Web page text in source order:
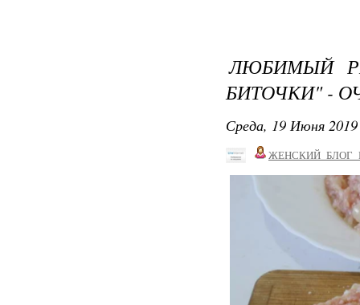
ЛЮБИМЫЙ
БИТОЧКИ" -
Среда, 19 Июня